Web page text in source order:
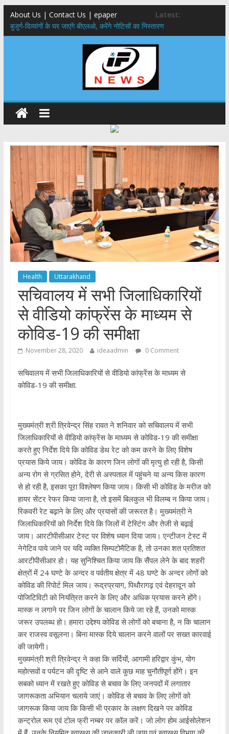
About Us | Contact Us | epaper
Latest:
बुजुर्ग-दिव्यांगों के घर जाएंगे बीएलओ, करेंगे नोटिसों का निस्तारण
24×7 अलर्ट मोड में रहें अधिकारी-मुख्य सचिव मानसून-एसईओसी से मुख्य सचिव ने
की विस्तृत समीक्षा कहा-बंद सड़कों को शीघ्र खोला जाए, लोगों को न हो दिक्कत
459 करोड़ से एचएनबी गढ़वाल विश्वविद्यालय में अनुसंधान संरचना होगी सुदृढ,उच्च
शिक्षा मंत्री धन सिंह रावत ने नवनियुक्त केन्द्रीय शिक्षा मंत्री से की मुलाकात
मुख्यमंत्री से महानिदेशक एनसीसी ने की शिष्टाचार भेंट,उत्तराखण्ड में एनसीसी के
विस्तार एवं आधुनिक आधारभूत संरचना के विकास पर हुई महत्वपूर्ण चर्चा
एमडीडीए बोर्ड बैठक, देहरादून और मसूरी के विकास के लिए 25 बड़े प्रस्तावों को मिली
हरी झंडी
Health Uttarakhand
सचिवालय में सभी जिलाधिकारियों
से वीडियो कांफ्रेंस के माध्यम से
कोविड-19 की समीक्षा
November 28, 2020 ideaadmin 0 Comment
सचिवालय में सभी जिलाधिकारियों से वीडियो कांफ्रेंस के माध्यम से
कोविड-19 की समीक्षा.
मुख्यमंत्री श्री त्रिवेन्द्र सिंह रावत ने शनिवार को सचिवालय में सभी
जिलाधिकारियों से वीडियो कांफ्रेंस के माध्यम से कोविड-19 की समीक्षा
करते हुए निर्देश दिये कि कोविड डेथ रेट को कम करने के लिए विशेष
प्रयास किये जाय। कोविड के कारण जिन लोगों की मृत्यु हो रही है, किसी
अन्य रोग से ग्रसित होने, देरी से अस्पताल में पहुंचने या अन्य किस कारण
से हो रही है, इसका पूरा विश्लेषण किया जाय। किसी भी कोविड के मरीज को
हायर सेंटर रेफर किया जाना है, तो इसमें बिलकुल भी विलम्ब न किया जाय।
रिकवरी रेट बढ़ाने के लिए और प्रयासों की जरूरत है। मुख्यमंत्री ने
जिलाधिकारियों को निर्देश दिये कि जिलों में टेस्टिंग और तेजी से बढ़ाई
जाय। आरटीपीसीआर टेस्ट पर विशेष ध्यान दिया जाय। एन्टीजन टेस्ट में
नेगेटिव पाये जाने पर यदि व्यक्ति सिम्पटोमैटिक है, तो उनका शत प्रतिशत
आरटीपीसीआर हो। यह सुनिश्चित किया जाय कि सैंपल लेने के बाद शहरी
क्षेत्रों में 24 घण्टे के अन्दर व पर्वतीय क्षेत्र में 48 घण्टे के अन्दर लोगों को
कोविड की रिपोर्ट मिल जाय। रूद्रप्रयाग, पिथौरागढ़ एवं देहरादून को
पोजिटिविटी को नियंत्रित करने के लिए और अधिक प्रयास करने होंगे।
मास्क न लगाने पर जिन लोगों के चालान किये जा रहे हैं, उनको मास्क
जरूर उपलब्ध हो। हमारा उद्देश्य कोविड से लोगों को बचाना है, न कि चालान
कर राजस्व वसूलना। बिना मास्क दिये चालान करने वालों पर सख्त कारवाई
की जायेगी।
मुख्यमंत्री श्री त्रिवेन्द्र ने कहा कि सर्दियों, आगामी हरिद्वार कुंभ, योग
महोत्सवों व पर्यटन की दृष्टि से आने वाले कुछ माह चुनौतीपूर्ण होंगे। इन
सबको ध्यान में रखते हुए कोविड से बचाव के लिए जनपदों में लगातार
जागरूकता अभियान चलाये जाएं। कोविड से बचाव के लिए लोगों को
जागरूक किया जाय कि किसी भी प्रकार के लक्षण दिखने पर कोविड
कन्ट्रोल रूम एवं टोल फ्री नम्बर पर कॉल करें। जो लोग होम आईसोलेशन